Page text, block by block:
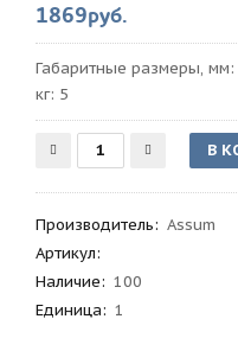
1869руб.
Габаритные размеры,
кг: 5
Производитель: Assum
Артикул:
Наличие: 100
Единица: 1